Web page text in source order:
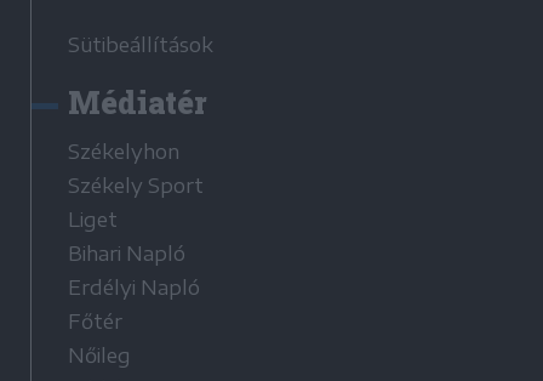
Sütibeállítások
Médiatér
Székelyhon
Székely Sport
Liget
Bihari Napló
Erdélyi Napló
Főtér
Nőileg